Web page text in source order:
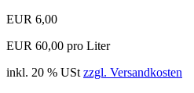
EUR 6,00
EUR 60,00 pro Liter
inkl. 20 % USt zzgl. Versandkosten